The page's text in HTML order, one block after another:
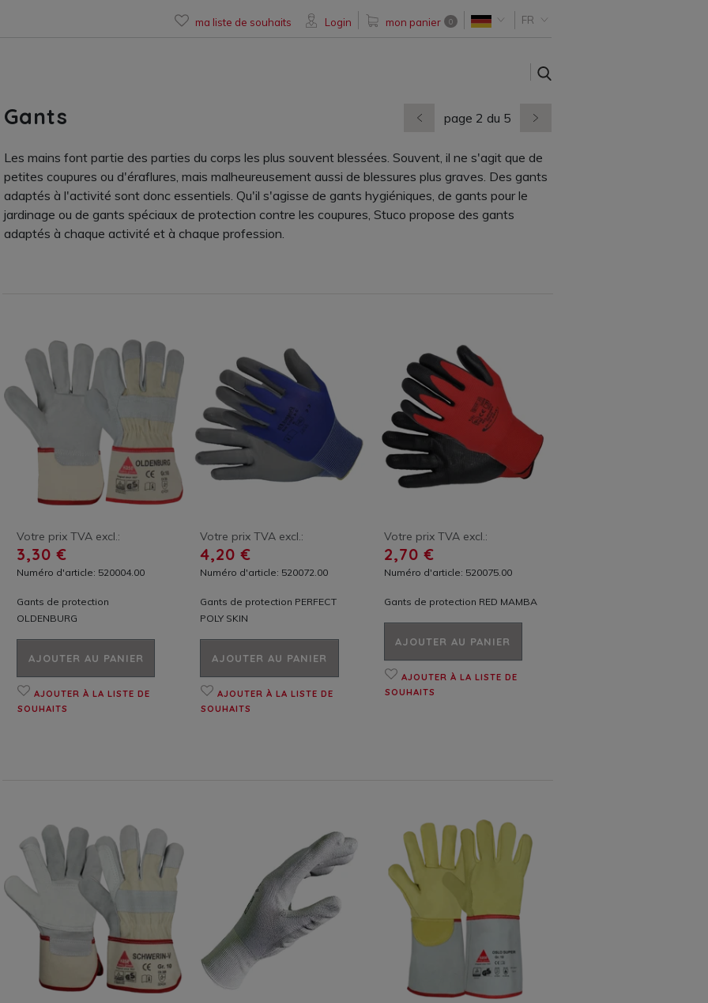
ma liste de souhaits Login mon panier 0 FR
Gants
page 2 du 5
Les mains font partie des parties du corps les plus souvent blessées. Souvent, il ne s'agit que de
petites coupures ou d'éraflures, mais malheureusement aussi de blessures plus graves. Des gants
adaptés à l'activité sont donc essentiels. Qu'il s'agisse de gants hygiéniques, de gants pour le
jardinage ou de gants spéciaux de protection contre les coupures, Stuco propose des gants
adaptés à chaque activité et à chaque profession.
Votre prix TVA excl.:
3,30 €
Numéro d'article: 520004.00
Gants de protection
OLDENBURG
AJOUTER AU PANIER
AJOUTER À LA LISTE DE
SOUHAITS
Votre prix TVA excl.:
4,20 €
Numéro d'article: 520072.00
Gants de protection PERFECT
POLY SKIN
AJOUTER AU PANIER
AJOUTER À LA LISTE DE
SOUHAITS
Votre prix TVA excl.:
2,70 €
Numéro d'article: 520075.00
Gants de protection RED MAMBA
AJOUTER AU PANIER
AJOUTER À LA LISTE DE
SOUHAITS